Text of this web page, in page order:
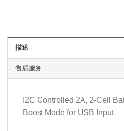
描述
售后服务
I2C Controlled 2A, 2-Cell
Boost Mode for USB Input